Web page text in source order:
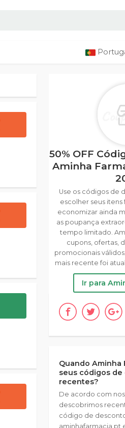
50% OFF
Aminha
Use os códigos de
escolher seus
economizar ainda
as poupança
tempo limitado.
cupons, ofertas,
promocionais
mais recente foi
Ir para
Quando Aminha
seus códigos de
recentes?
De acordo com
descobrimos
código de
aminhafarmacia.pt